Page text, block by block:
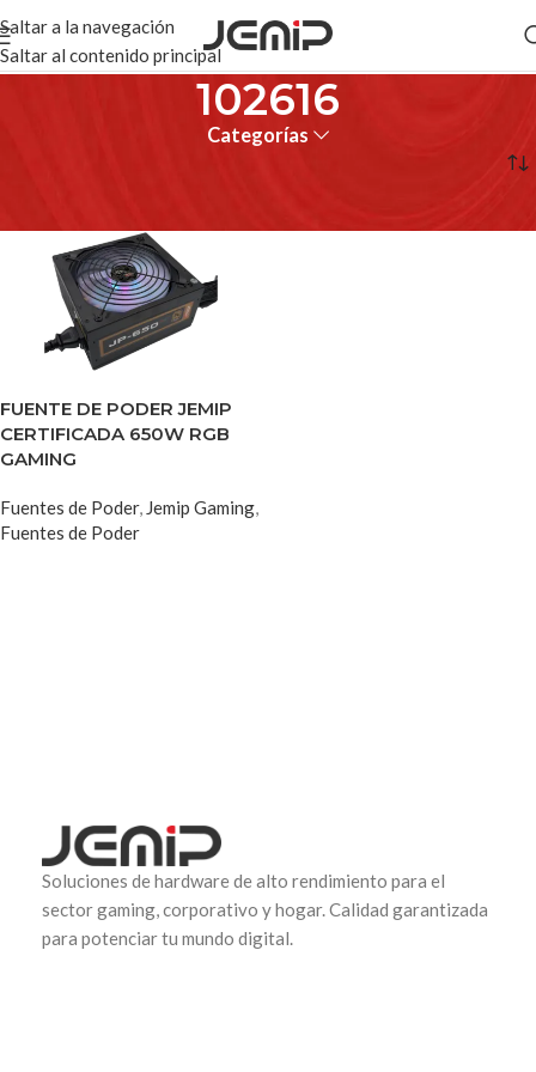
Saltar a la navegación
Saltar al contenido principal
102616
Categorías
FUENTE DE PODER JEMIP
CERTIFICADA 650W RGB
GAMING
Fuentes de Poder, Jemip Gaming,
Fuentes de Poder
Soluciones de hardware de alto rendimiento para el
sector gaming, corporativo y hogar. Calidad garantizada
para potenciar tu mundo digital.